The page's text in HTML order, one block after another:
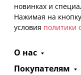
новинках и
Нажимая на
условия политики
О нас
Покупателям